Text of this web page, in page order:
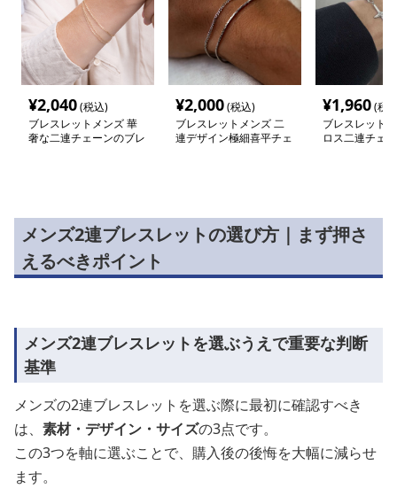
¥2,040(税込)
ブレスレットメンズ 華
奢な二連チェーンのブレ
¥2,000(税込)
ブレスレットメンズ 二
連デザイン極細喜平チェ
¥1,960(税
ブレスレット
ロス二連チェ
メンズ2連ブレスレットの選び方｜まず押さ
えるべきポイント
メンズ2連ブレスレットを選ぶうえで重要な判断
基準
メンズの2連ブレスレットを選ぶ際に最初に確認すべき
は、 素材・デザイン・サイズの3点です。
この3つを軸に選ぶことで、購入後の後悔を大幅に減らせ
ます。